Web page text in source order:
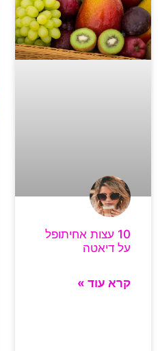
10 עצות אחיתופל
על דיאטה
קרא עוד »